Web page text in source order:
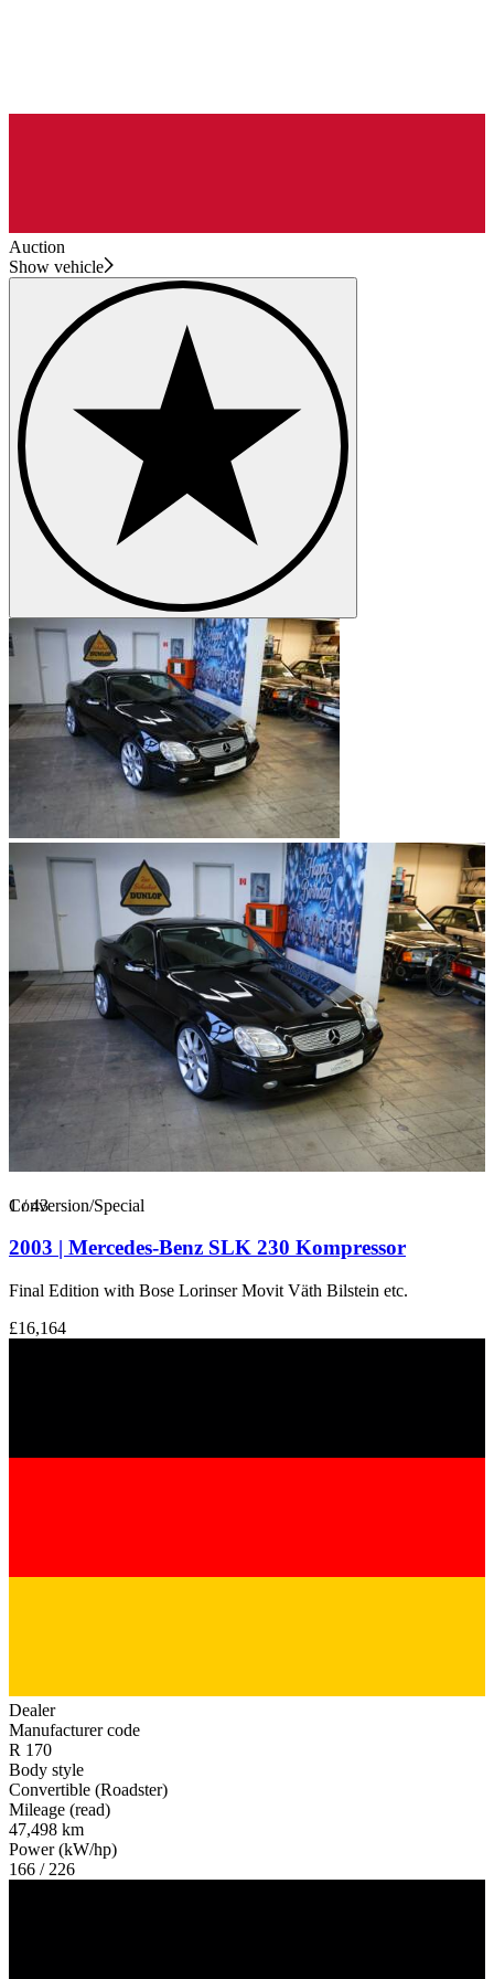
Auction
Show vehicle
1/43
Conversion/Special
2003 | Mercedes-Benz SLK 230 Kompressor
Final Edition with Bose Lorinser Movit Väth Bilstein etc.
£16,164
Dealer
Manufacturer code
R 170
Body style
Convertible (Roadster)
Mileage (read)
47,498 km
Power (kW/hp)
166 / 226